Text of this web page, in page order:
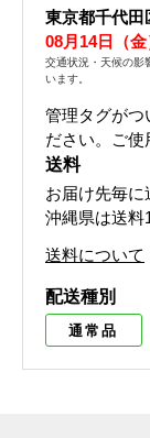
東京都千代田
08月14日（金
交通状況・天候の影
います。
管理タグがつ
ださい。ご使
送料
お届け先毎に
沖縄県は送料
送料について
配送種別
通常品